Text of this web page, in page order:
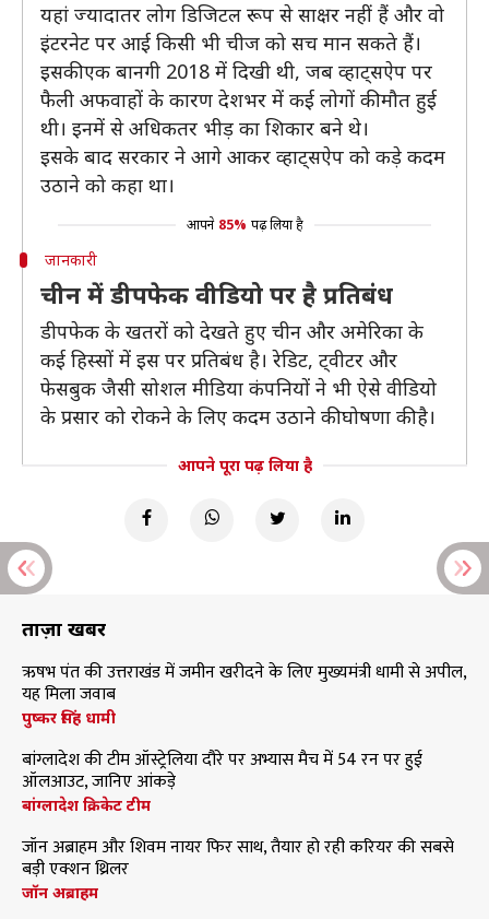
यहां ज्यादातर लोग डिजिटल रूप से साक्षर नहीं हैं और वो
इंटरनेट पर आई किसी भी चीज को सच मान सकते हैं।
इसकी एक बानगी 2018 में दिखी थी, जब व्हाट्सऐप पर
फैली अफवाहों के कारण देशभर में कई लोगों की मौत हुई
थी। इनमें से अधिकतर भीड़ का शिकार बने थे।
इसके बाद सरकार ने आगे आकर व्हाट्सऐप को कड़े कदम
उठाने को कहा था।
आपने 85% पढ़ लिया है
जानकारी
चीन में डीपफेक वीडियो पर है प्रतिबंध
डीपफेक के खतरों को देखते हुए चीन और अमेरिका के
कई हिस्सों में इस पर प्रतिबंध है। रेडिट, ट्वीटर और
फेसबुक जैसी सोशल मीडिया कंपनियों ने भी ऐसे वीडियो
के प्रसार को रोकने के लिए कदम उठाने की घोषणा की है।
आपने पूरा पढ़ लिया है
ताज़ा खबरें
ऋषभ पंत की उत्तराखंड में जमीन खरीदने के लिए मुख्यमंत्री धामी से अपील,
यह मिला जवाब
पुष्कर सिंह धामी
बांग्लादेश की टीम ऑस्ट्रेलिया दौरे पर अभ्यास मैच में 54 रन पर हुई
ऑलआउट, जानिए आंकड़े
बांग्लादेश क्रिकेट टीम
जॉन अब्राहम और शिवम नायर फिर साथ, तैयार हो रही करियर की सबसे
बड़ी एक्शन थ्रिलर
जॉन अब्राहम